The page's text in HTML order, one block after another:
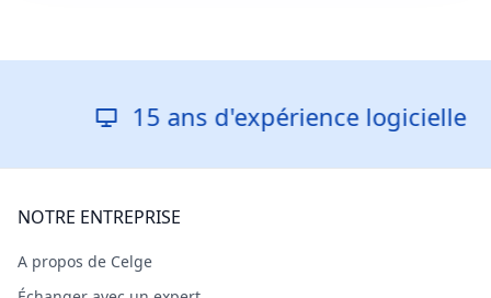
15 ans d'expérience logicielle
NOTRE ENTREPRISE
A propos de Celge